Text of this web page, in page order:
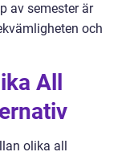
av semester är
och
All
olika all